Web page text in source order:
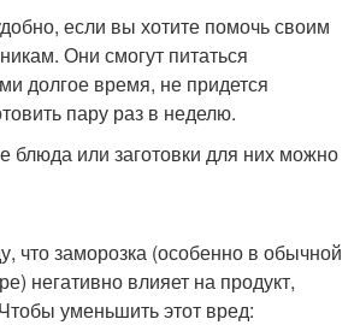
если вы хотите помочь своим
Они смогут питаться
долгое время, не придется
пару раз в неделю.
блюда или заготовки для них можно
что заморозка (особенно в обычной
негативно влияет на продукт,
уменьшить этот вред: